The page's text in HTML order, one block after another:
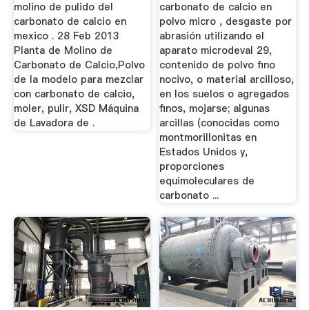
molino de pulido del
carbonato de calcio en
mexico . 28 Feb 2013
Planta de Molino de
Carbonato de Calcio,Polvo
de la modelo para mezclar
con carbonato de calcio,
moler, pulir, XSD Máquina
de Lavadora de .
carbonato de calcio en
polvo micro , desgaste por
abrasión utilizando el
aparato microdeval 29,
contenido de polvo fino
nocivo, o material arcilloso,
en los suelos o agregados
finos, mojarse; algunas
arcillas (conocidas como
montmorillonitas en
Estados Unidos y,
proporciones
equimoleculares de
carbonato ...